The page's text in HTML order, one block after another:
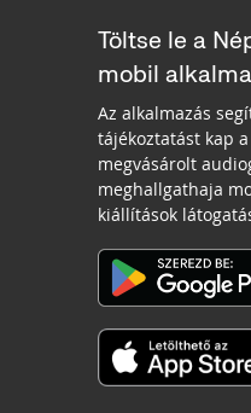
Töltse le a
mobil
Az alkalmazás
tájékoztatást kap
megvásárolt
meghallgathaja
kiállítások